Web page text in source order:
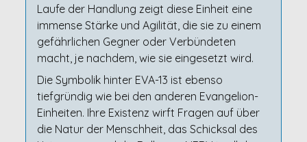
Laufe der Handlung zeigt diese Einheit eine
immense Stärke und Agilität, die sie zu einem
gefährlichen Gegner oder Verbündeten
macht, je nachdem, wie sie eingesetzt wird.
Die Symbolik hinter EVA-13 ist ebenso
tiefgründig wie bei den anderen Evangelion-
Einheiten. Ihre Existenz wirft Fragen auf über
die Natur der Menschheit, das Schicksal des